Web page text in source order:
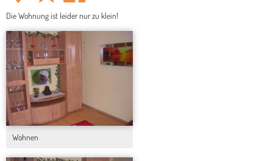
Die Wohnung ist leider nur zu klein!
Wohnen